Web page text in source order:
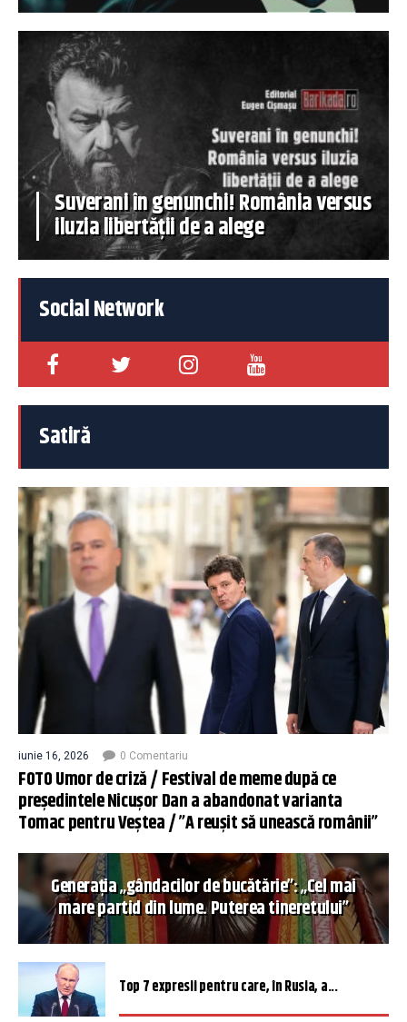
Suverani în genunchi! România versus
iluzia libertății de a alege
Social Network
Satiră
iunie 16, 2026 0 Comentariu
FOTO Umor de criză / Festival de meme după ce
președintele Nicușor Dan a abandonat varianta
Tomac pentru Veștea / ”A reușit să unească românii”
Generația „gândacilor de bucătărie”: „Cel mai
mare partid din lume. Puterea tineretului”
Top 7 expresii pentru care, în Rusia, a...